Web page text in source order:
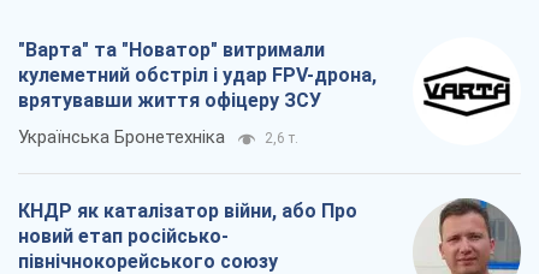
"Варта" та "Новатор" витримали
кулеметний обстріл і удар FPV-дрона,
врятувавши життя офіцеру ЗСУ
Українська Бронетехніка 2,6 т.
КНДР як каталізатор війни, або Про
новий етап російсько-
північнокорейського союзу